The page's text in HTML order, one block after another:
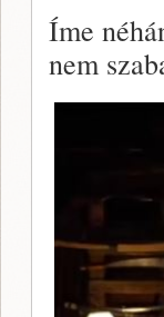
Íme
nem